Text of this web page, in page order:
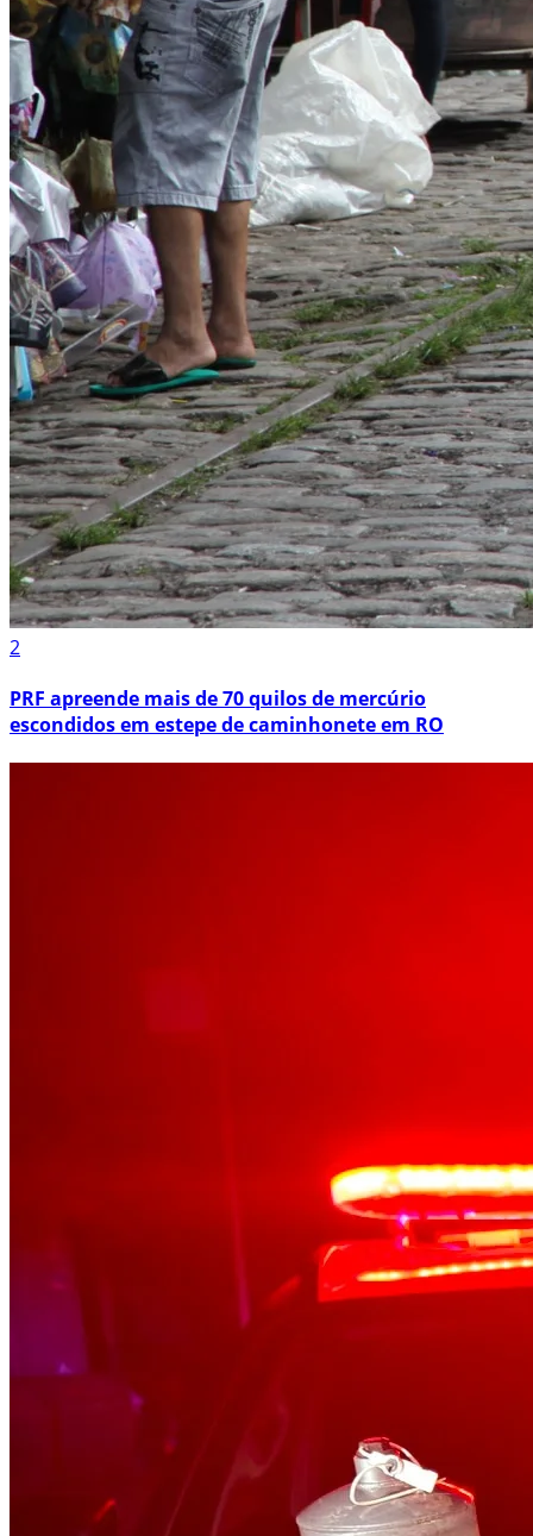
2
PRF apreende mais de 70 quilos de mercúrio
escondidos em estepe de caminhonete em RO